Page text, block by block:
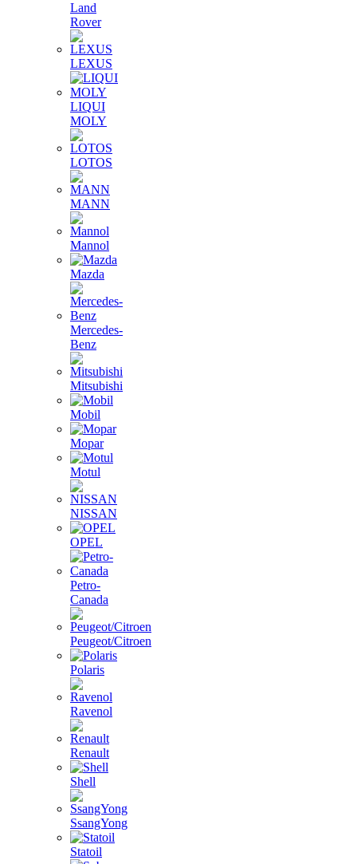
Land
Rover
LEXUS
LIQUI
MOLY
LOTOS
MANN
Mannol
Mazda
Mercedes-
Benz
Mitsubishi
Mobil
Mopar
Motul
NISSAN
OPEL
Petro-
Canada
Peugeot/Citroen
Polaris
Ravenol
Renault
Shell
SsangYong
Statoil